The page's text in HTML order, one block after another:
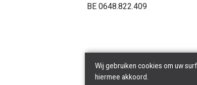
BE 0648.822.409
Wij gebruiken cookies om uw
hiermee akkoord.